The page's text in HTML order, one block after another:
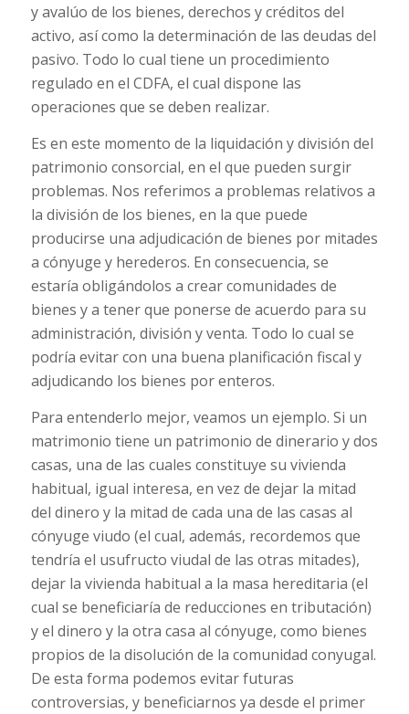
y avalúo de los bienes, derechos y créditos del
activo, así como la determinación de las deudas del
pasivo. Todo lo cual tiene un procedimiento
regulado en el CDFA, el cual dispone las
operaciones que se deben realizar.
Es en este momento de la liquidación y división del
patrimonio consorcial, en el que pueden surgir
problemas. Nos referimos a problemas relativos a
la división de los bienes, en la que puede
producirse una adjudicación de bienes por mitades
a cónyuge y herederos. En consecuencia, se
estaría obligándolos a crear comunidades de
bienes y a tener que ponerse de acuerdo para su
administración, división y venta. Todo lo cual se
podría evitar con una buena planificación fiscal y
adjudicando los bienes por enteros.
Para entenderlo mejor, veamos un ejemplo. Si un
matrimonio tiene un patrimonio de dinerario y dos
casas, una de las cuales constituye su vivienda
habitual, igual interesa, en vez de dejar la mitad
del dinero y la mitad de cada una de las casas al
cónyuge viudo (el cual, además, recordemos que
tendría el usufructo viudal de las otras mitades),
dejar la vivienda habitual a la masa hereditaria (el
cual se beneficiaría de reducciones en tributación)
y el dinero y la otra casa al cónyuge, como bienes
propios de la disolución de la comunidad conyugal.
De esta forma podemos evitar futuras
controversias, y beneficiarnos ya desde el primer